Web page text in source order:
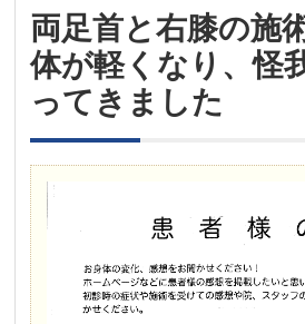
両足首と右膝の施
体が軽くなり、怪
ってきました